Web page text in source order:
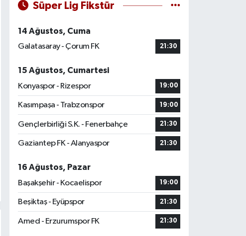
Süper Lig Fikstür
14 Ağustos, Cuma
Galatasaray - Çorum FK
21:30
15 Ağustos, Cumartesi
Konyaspor - Rizespor
19:00
Kasımpaşa - Trabzonspor 19:00
Gençlerbirliği S.K. - Fenerbahçe 21:30
Gaziantep FK - Alanyaspor 21:30
16 Ağustos, Pazar
Başakşehir - Kocaelispor
19:00
Beşiktaş - Eyüpspor 21:30
Amed - Erzurumspor FK 21:30